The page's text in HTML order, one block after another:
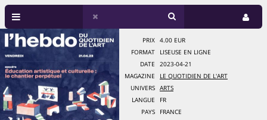
PRIX
4.00 EUR
FORMAT
LISEUSE EN LIGNE
DATE
2023-04-21
MAGAZINE
LE QUOTIDIEN DE L'ART
UNIVERS
ARTS
LANGUE
FR
PAYS
FRANCE